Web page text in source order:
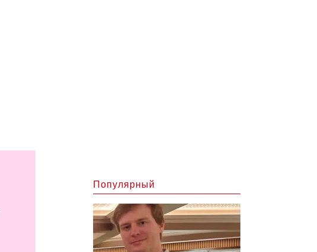
Популярный